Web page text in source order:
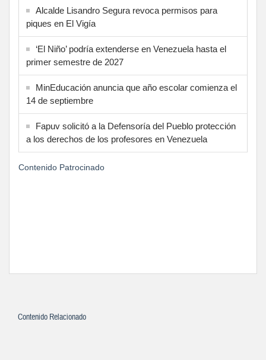
Alcalde Lisandro Segura revoca permisos para
piques en El Vigía
‘El Niño’ podría extenderse en Venezuela hasta el
primer semestre de 2027
MinEducación anuncia que año escolar comienza el
14 de septiembre
Fapuv solicitó a la Defensoría del Pueblo protección
a los derechos de los profesores en Venezuela
Contenido Patrocinado
Contenido Relacionado